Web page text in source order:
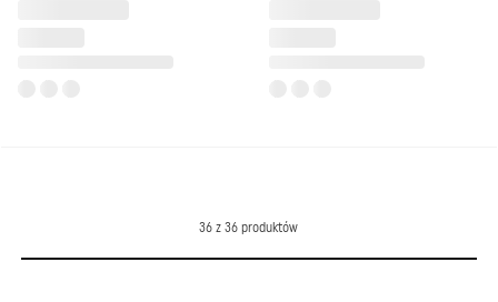
36 z 36 produktów